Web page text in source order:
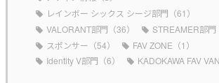
レインボー シックス シージ部門（61）
VALORANT部門（36）
STREAMER部門
スポンサー（54）
FAV ZONE（1）
Identity V部門（6）
KADOKAWA FAV